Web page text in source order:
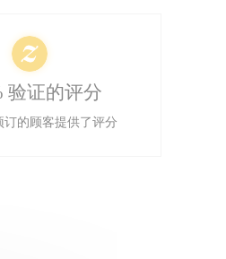
验证的评分
订的顾客提供了评分